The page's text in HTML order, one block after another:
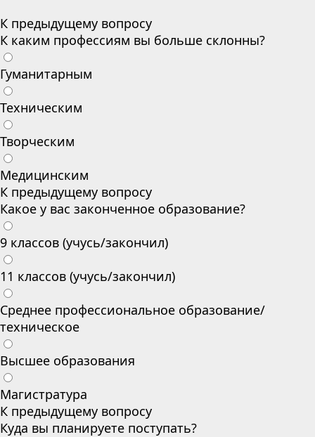
К предыдущему вопросу
К каким профессиям вы больше склонны?
Гуманитарным
Техническим
Творческим
Медицинским
К предыдущему вопросу
Какое у вас законченное образование?
9 классов (учусь/закончил)
11 классов (учусь/закончил)
Среднее профессиональное образование/
техническое
Высшее образования
Магистратура
К предыдущему вопросу
Куда вы планируете поступать?